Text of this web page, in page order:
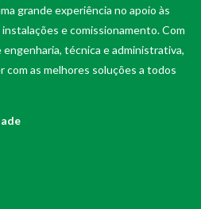
grande experiência no apoio às
e comissionamento. Com
engenharia, técnica e administrativa,
com as melhores soluções a todos